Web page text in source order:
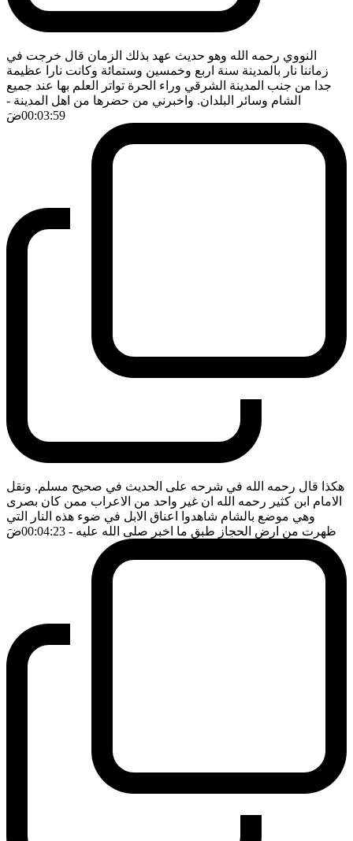
النووي رحمه الله وهو حديث عهد بذلك الزمان قال خرجت في
زماننا نار بالمدينة سنة اربع وخمسين وستمائة وكانت نارا عظيمة
جدا من جنب المدينة الشرقي وراء الحرة تواتر العلم بها عند جميع
الشام وسائر البلدان. واخبرني من حضرها من اهل المدينة -
00:03:59ضَ
هكذا قال رحمه الله في شرحه على الحديث في صحيح مسلم. ونقل
الامام ابن كثير رحمه الله ان غير واحد من الاعراب ممن كان بصرى
وهي موضع بالشام شاهدوا اعناق الابل في ضوء هذه النار التي
ظهرت من ارض الحجاز طبق ما اخبر صلى الله عليه - 00:04:23 ضَ